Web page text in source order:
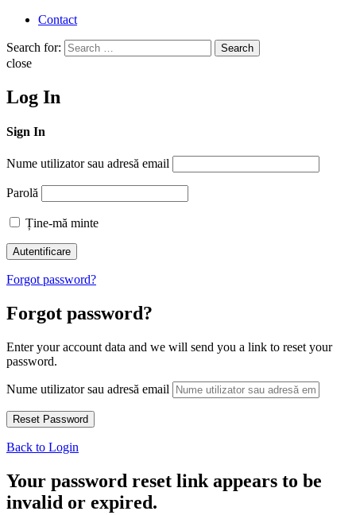
Contact
Search for: Search
close
Log In
Sign In
Nume utilizator sau adresă email
Parolă
Ține-mă minte
Forgot password?
Forgot password?
Enter your account data and we will send you a link to reset your
password.
Nume utilizator sau adresă email
Back to Login
Your password reset link appears to be
invalid or expired.